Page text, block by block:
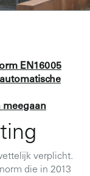
EN16005
meegaan
verplicht.
die in 2013